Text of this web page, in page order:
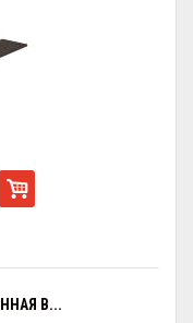
В...